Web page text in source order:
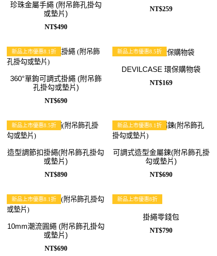
珍珠金屬手繩 (附吊飾孔掛勾
或墊片)
NT$490
NT$259
新品上市優惠8.1折
360°單鉤可調式掛繩 (附吊飾
孔掛勾或墊片)
NT$690
新品上市優惠8.5折
DEVILCASE 環保購物袋
NT$169
新品上市優惠8.5折
造型調節扣掛繩(附吊飾孔掛勾
或墊片)
NT$890
新品上市優惠8.1折
可調式造型金屬鍊(附吊飾孔掛
勾或墊片)
NT$690
新品上市優惠8.1折
10mm潮流圓繩 (附吊飾孔掛勾
或墊片)
NT$690
新品上市優惠8折
掛繩零錢包
NT$790